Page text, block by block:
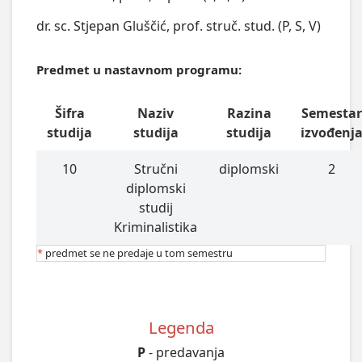
dr. sc. Stjepan Gluščić, prof. struč. stud. (P, S, V)
Predmet u nastavnom programu:
Šifra
studija
Naziv
studija
Razina
studija
Semestar
10
Stručni
diplomski
studij
Kriminalistika
diplomski 2
* predmet se ne predaje u tom semestru
Legenda
P- predavanja